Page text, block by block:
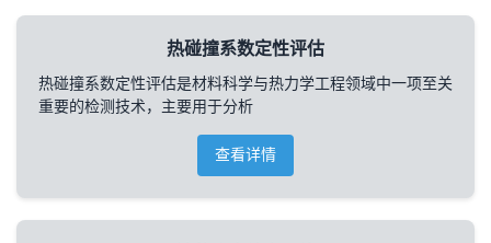
热碰撞系数定性评估
热碰撞系数定性评估是材料科学与热力学工程领域中一项至关
重要的检测技术，主要用于分析
查看详情